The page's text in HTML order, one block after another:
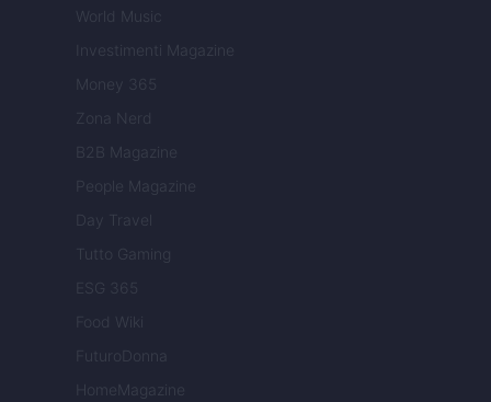
World Music
Investimenti Magazine
Money 365
Zona Nerd
B2B Magazine
People Magazine
Day Travel
Tutto Gaming
ESG 365
Food Wiki
FuturoDonna
HomeMagazine